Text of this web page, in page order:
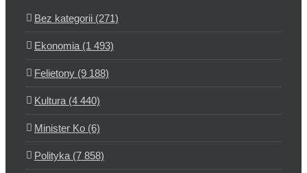
Bez kategorii (271)
Ekonomia (1 493)
Felietony (9 188)
Kultura (4 440)
Minister Ko (6)
Polityka (7 858)